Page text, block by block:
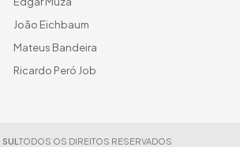
João Eichbaum
Mateus Bandeira
Ricardo Peró Job
TODOS OS DIREITOS RESERVADOS